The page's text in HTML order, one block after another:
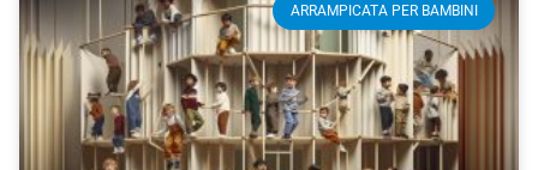
ARRAMPICATA PER BAMBINI